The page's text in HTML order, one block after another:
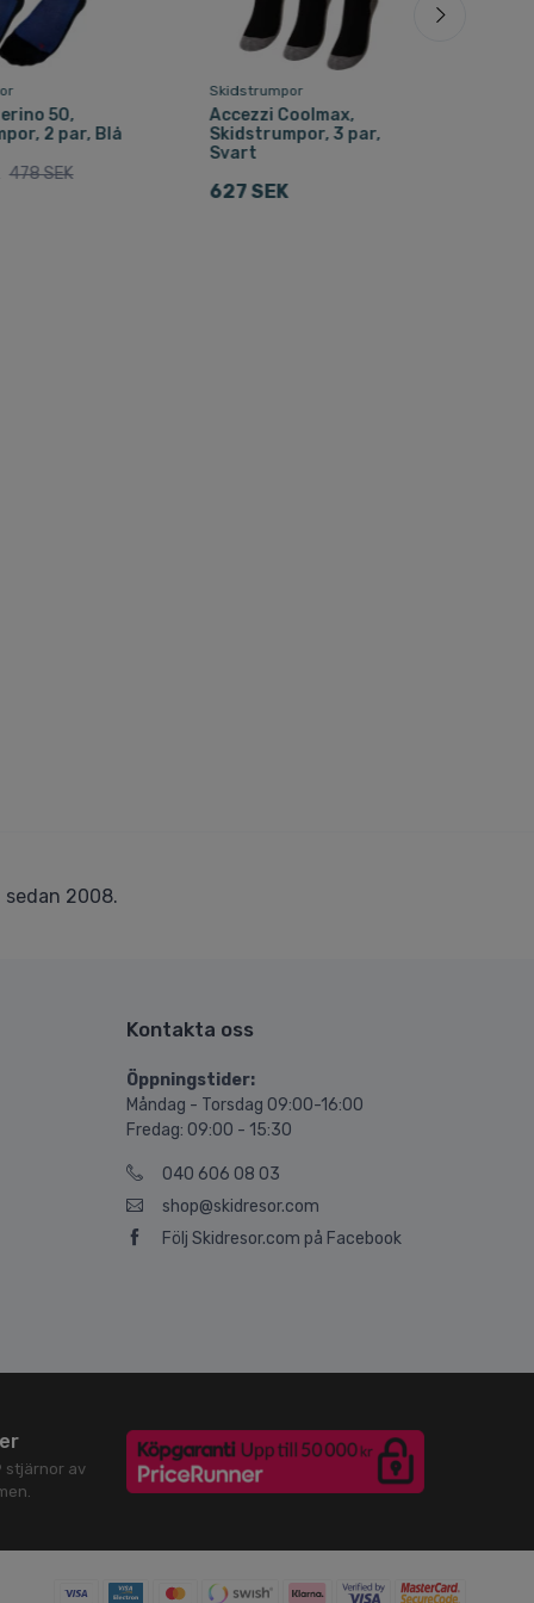
50,
2 par, Blå
478 SEK
Skidstrumpor
Accezzi Coolmax,
Skidstrumpor, 3 par,
Svart
627 SEK
sedan 2008.
Kontakta oss
Öppningstider:
Måndag - Torsdag 09:00-16:00
Fredag: 09:00 - 15:30
040 606 08 03
shop@skidresor.com
Följ Skidresor.com på Facebook
stjärnor av